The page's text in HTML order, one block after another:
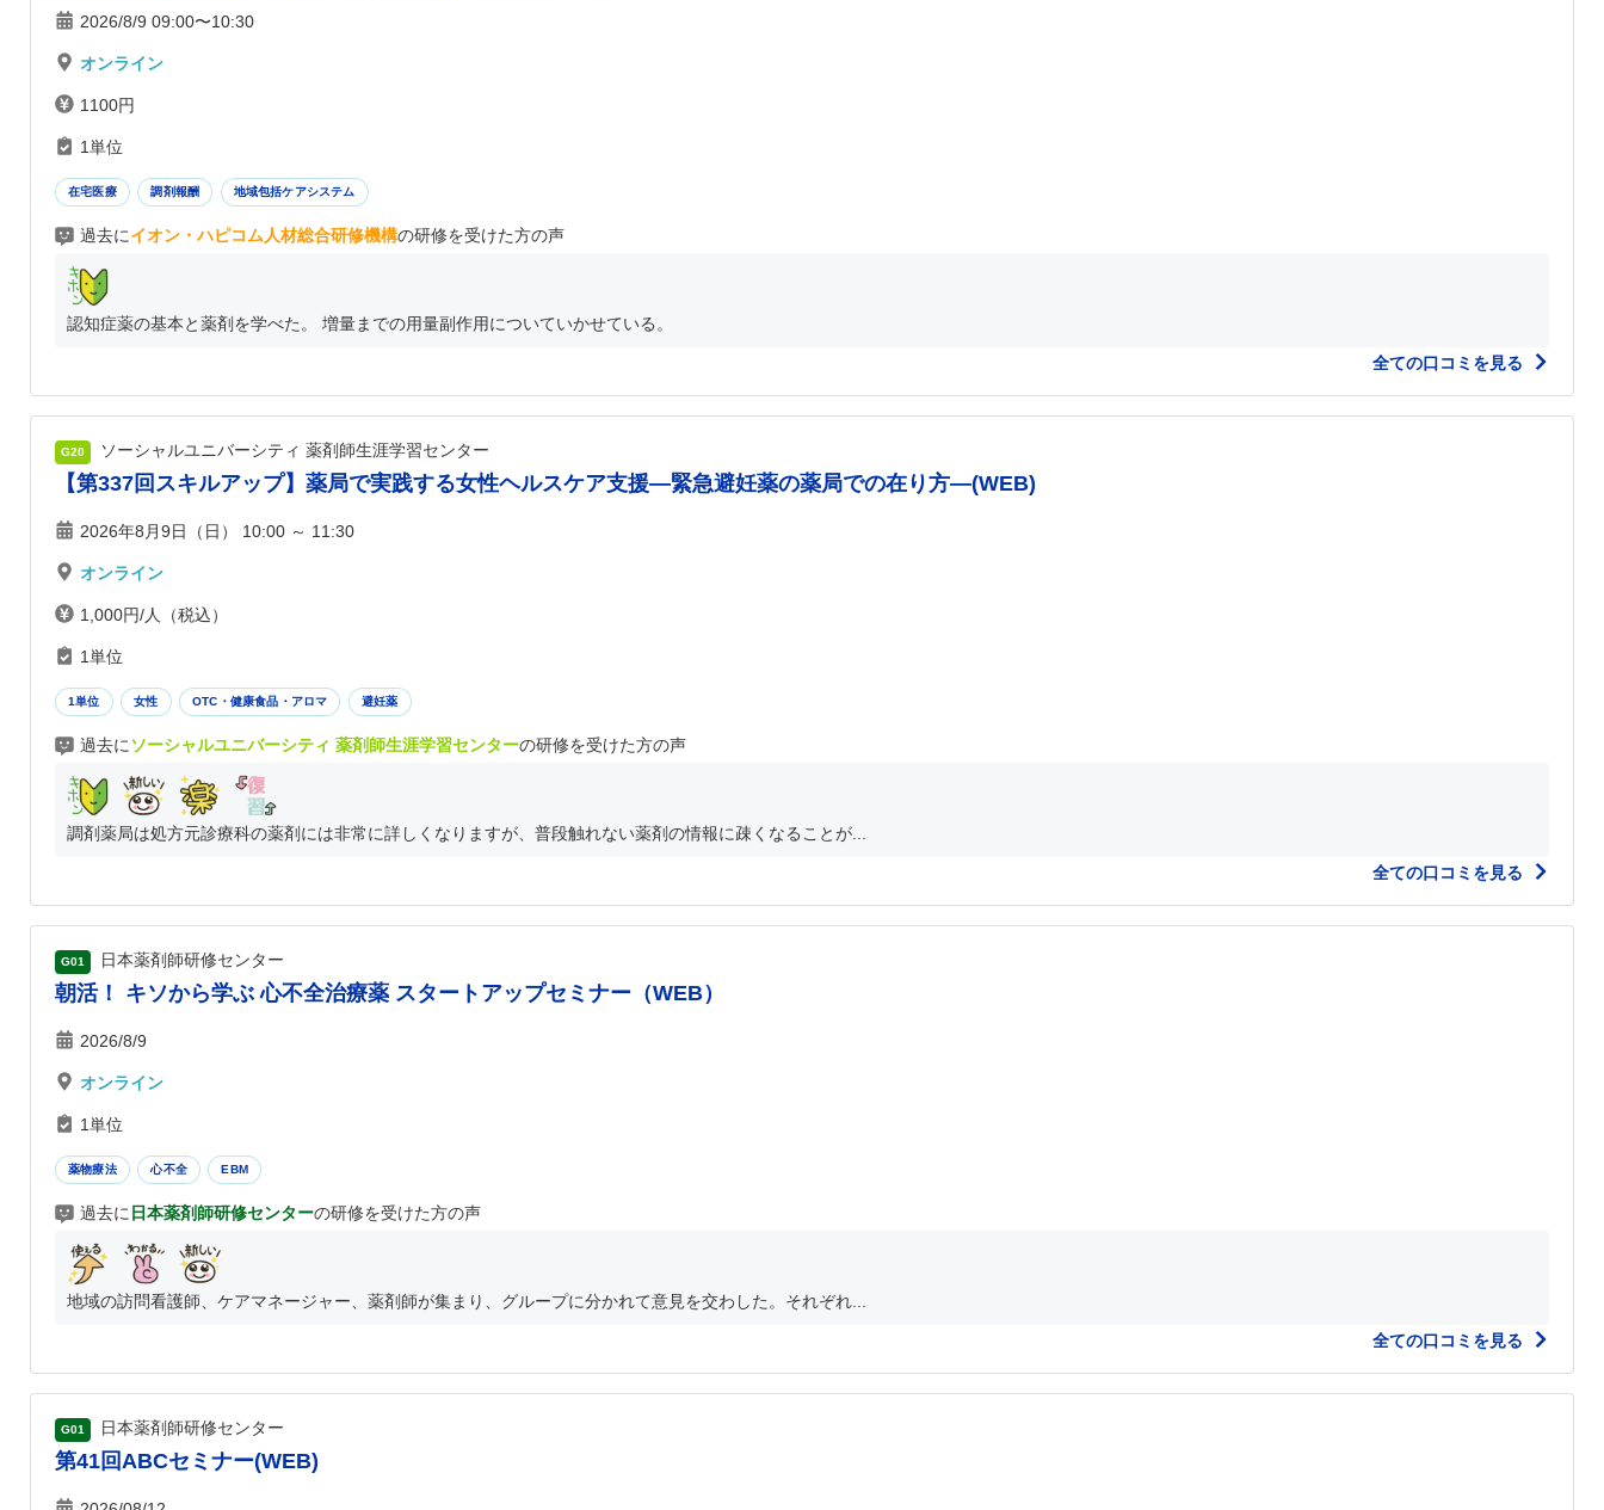
2026/8/9 09:00〜10:30
オンライン
1100円
1単位
在宅医療 調剤報酬 地域包括ケアシステム
過去にイオン・ハピコム人材総合研修機構の研修を受けた方の声
認知症薬の基本と薬剤を学べた。 増量までの用量副作用についていかせている。
全ての口コミを見る
G20 ソーシャルユニバーシティ 薬剤師生涯学習センター
【第337回スキルアップ】薬局で実践する女性ヘルスケア支援―緊急避妊薬の薬局での在り方―(WEB)
2026年8月9日（日） 10:00 ～ 11:30
オンライン
1,000円/人（税込）
1単位
1単位 女性 OTC・健康食品・アロマ 避妊薬
過去にソーシャルユニバーシティ 薬剤師生涯学習センターの研修を受けた方の声
調剤薬局は処方元診療科の薬剤には非常に詳しくなりますが、普段触れない薬剤の情報に疎くなることが...
全ての口コミを見る
G01 日本薬剤師研修センター
朝活！ キソから学ぶ 心不全治療薬 スタートアップセミナー（WEB）
2026/8/9
オンライン
1単位
薬物療法 心不全 EBM
過去に 日本薬剤師研修センターの研修を受けた方の声
地域の訪問看護師、ケアマネージャー、薬剤師が集まり、グループに分かれて意見を交わした。それぞれ...
全ての口コミを見る
G01 日本薬剤師研修センター
第41回ABCセミナー(WEB)